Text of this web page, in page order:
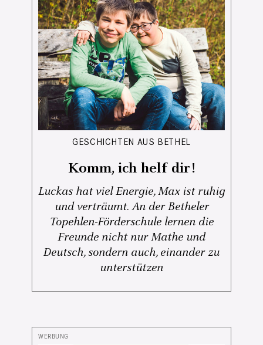
GESCHICHTEN AUS BETHEL
Komm, ich helf dir!
Luckas hat viel Energie, Max ist ruhig
und verträumt. An der Betheler
Topehlen-Förderschule lernen die
Freunde nicht nur Mathe und
Deutsch, sondern auch, einander zu
unterstützen